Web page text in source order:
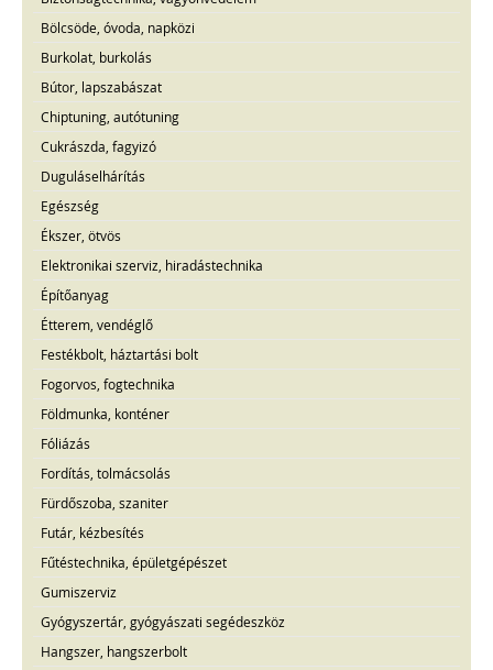
Bölcsöde, óvoda, napközi
Burkolat, burkolás
Bútor, lapszabászat
Chiptuning, autótuning
Cukrászda, fagyizó
Duguláselhárítás
Egészség
Ékszer, ötvös
Elektronikai szerviz, hiradástechnika
Építőanyag
Étterem, vendéglő
Festékbolt, háztartási bolt
Fogorvos, fogtechnika
Földmunka, konténer
Fóliázás
Fordítás, tolmácsolás
Fürdőszoba, szaniter
Futár, kézbesítés
Fűtéstechnika, épületgépészet
Gumiszerviz
Gyógyszertár, gyógyászati segédeszköz
Hangszer, hangszerbolt